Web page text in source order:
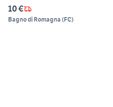
10 €
Bagno di Romagna (FC)